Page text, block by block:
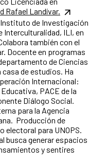
Rafael Landívar.
de Investigación
Interculturalidad, ILI, en
también con el
Docente en programas
de Ciencias
de estudios. Ha
Internacional:
PACE de la
Diálogo Social.
para la Agencia
Producción de
electoral para UNOPS.
busca generar espacios
y sentires